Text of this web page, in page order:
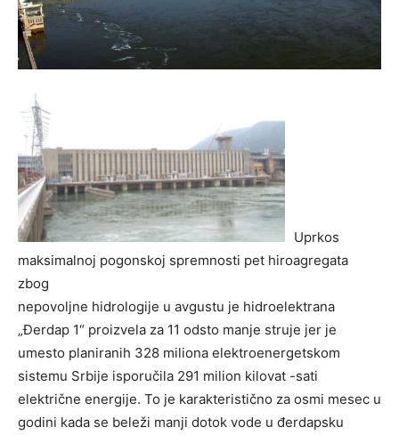
Uprkos
maksimalnoj pogonskoj spremnosti pet hiroagregata
zbog
nepovoljne hidrologije u avgustu je hidroelektrana
„Đerdap 1“ proizvela za 11 odsto manje struje jer je
umesto planiranih 328 miliona elektroenergetskom
sistemu Srbije isporučila 291 milion kilovat -sati
električne energije. To je karakteristično za osmi mesec u
godini kada se beleži manji dotok vode u đerdapsku